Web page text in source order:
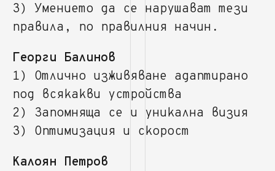
3) Умението да се нарушават тези
правила, по правилния начин.
Георги Балинов
1) Отлично изживяване адаптирано
под всякакви устройства
2) Запомняща се и уникална визия
3) Оптимизация и скорост
Калоян Петров